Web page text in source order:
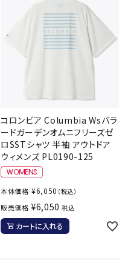
コロンビア Columbia Wsバラ
ードガーデンオムニフリーズゼ
ロSSTシャツ 半袖 アウトドア
ウィメンズ PL0190-125
本体価格 ¥6,050 （税込）
販売価格 ¥6,050 税込
カートに入れる